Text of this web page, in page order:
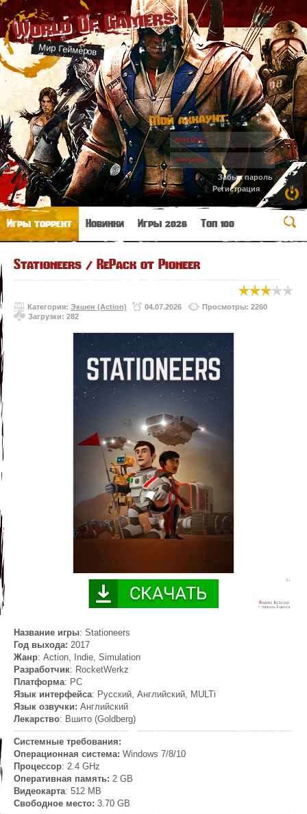
World Of Gamers
Мир Геймеров
Мой аккаунт:
Забыл пароль
Регистрация
Игры торрент Новинки Игры 2026 Топ 100
Stationeers / RePack от Pioneer
Категория: Экшен (Action) 04.07.2026
Просмотры: 2260
Загрузки: 282
Название игры: Stationeers
Год выхода: 2017
Жанр: Action, Indie, Simulation
Разработчик: RocketWerkz
Платформа: PC
Язык интерфейса: Русский, Английский, MULTi
Язык озвучки: Английский
Лекарство: Вшито (Goldberg)
Системные требования:
Операционная система: Windows 7/8/10
Процессор: 2.4 GHz
Оперативная память: 2 GB
Видеокарта: 512 MB
Свободное место: 3.70 GB